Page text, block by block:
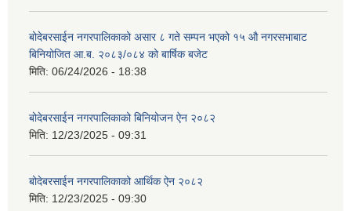
बोदेबरसाईन नगरपालिकाको असार ८ गते सम्पन भएको १५ ‍‍‍औ नगरसभाबाट
बिनियोजित आ.ब. २०८३/०८४ को बार्षिक बजेट
मिति: 06/24/2026 - 18:38
बोदेबरसाईन नगरपालिकाको बिनियोजन ऐन २०८२
मिति: 12/23/2025 - 09:31
बोदेबरसाईन नगरपालिकाको आर्थिक ऐन २०८२
मिति: 12/23/2025 - 09:30